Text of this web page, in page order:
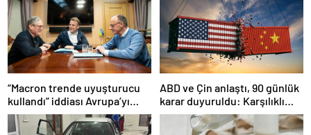
“Macron trende uyuşturucu
kullandı” iddiası Avrupa’yı
karıştırmıştı: Fransa’dan
“peçeteli” yalanlama geldi!
ABD ve Çin anlaştı, 90 günlük
karar duyuruldu: Karşılıklı
tarife indirimi geldi!